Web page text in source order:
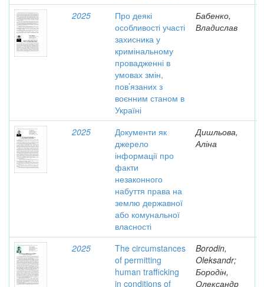
2025
Про деякі
особливості участі
захисника у
кримінальному
провадженні в
умовах змін,
пов’язаних з
воєнним станом в
Україні
Бабенко,
Владислав
2025
Документи як
джерело
інформації про
факти
незаконного
набуття права на
землю державної
або комунальної
власності
Дишльова,
Аліна
2025
The circumstances
of permitting
human trafficking
in conditions of
Borodin,
Oleksandr;
Бородін,
Олександр